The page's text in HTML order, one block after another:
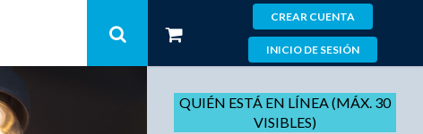
CREAR CUENTA
INICIO DE SESIÓN
QUIÉN ESTÁ EN LÍNEA (MÁX. 30
VISIBLES)